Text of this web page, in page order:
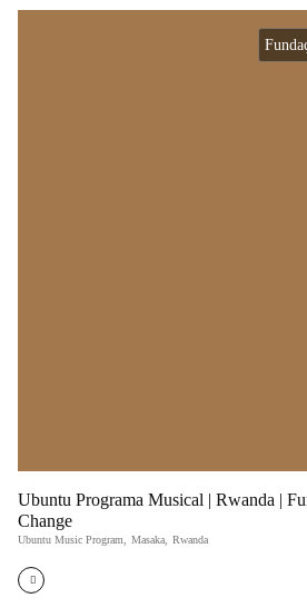
Ubuntu Programa Musical | Rwanda |
Change
Ubuntu Music Program Masaka Rwanda